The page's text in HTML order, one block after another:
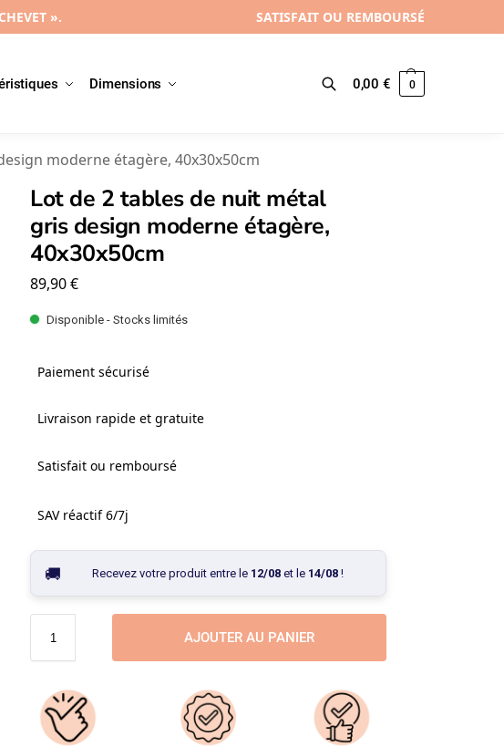
». SATISFAIT OU REMBOURSÉ
Dimensions
Recherche 0,00€ 0
moderne étagère, 40x30x50cm
Lot de 2 tables de nuit métal
gris design moderne étagère,
40x30x50cm
89,90€
Disponible - Stocks limités
Paiement sécurisé
Livraison rapide et gratuite
Satisfait ou remboursé
SAV réactif 6/7j
Recevez votre produit entre le 12/08et le 14/08!
AJOUTER AU PANIER